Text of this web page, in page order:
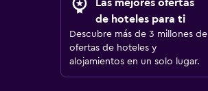
Las mejores ofertas
de hoteles para ti
Descubre más de 3 millones de
ofertas de hoteles y
alojamientos en un solo lugar.